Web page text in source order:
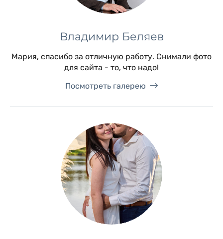
Владимир Беляев
Мария, спасибо за отличную работу. Снимали фото
для сайта - то, что надо!
Посмотреть галерею